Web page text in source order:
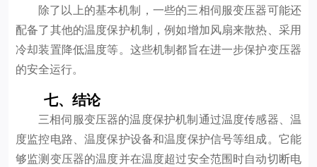
除了以上的基本机制，一些的三相伺服变压器可能还
配备了其他的温度保护机制，例如增加风扇来散热、采用
冷却装置降低温度等。这些机制都旨在进一步保护变压器
的安全运行。
七、结论
三相伺服变压器的温度保护机制通过温度传感器、温
度监控电路、温度保护设备和温度保护信号等组成。它能
够监测变压器的温度并在温度超过安全范围时自动切断电